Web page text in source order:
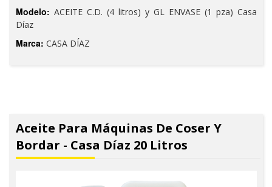
Modelo: ACEITE C.D. (4 litros) y GL ENVASE (1 pza) Casa
Díaz
Marca: CASA DÍAZ
Aceite Para Máquinas De Coser Y
Bordar - Casa Díaz 20 Litros